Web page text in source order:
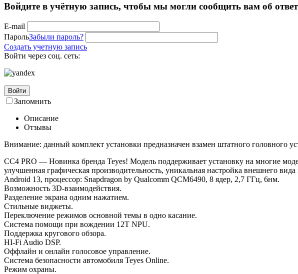
Войдите в учётную запись, чтобы мы могли сообщить вам об
E-mail
ПарольЗабыли пароль?
Создать учетную запись
Войти через соц. сеть:
Войти
Запомнить
Описание
Отзывы
Внимание: данный комплект установки предназначен взамен штатного головного
СС4 PRO — Новинка бренда Teyes! Модель поддерживает установку на многие
улучшенная графическая производительность, уникальная настройка внешнего
Android 13, процессор: Snapdragon by Qualcomm QCM6490, 8 ядер, 2,7 ГГц, 6нм.
Возможность 3D-взаимодействия.
Разделение экрана одним нажатием.
Стильные виджеты.
Переключение режимов основной темы в одно касание.
Система помощи при вождении 12T NPU.
Поддержка кругового обзора.
HI-Fi Audio DSP.
Оффлайн и онлайн голосовое управление.
Система безопасности автомобиля Teyes Online.
Режим охраны.